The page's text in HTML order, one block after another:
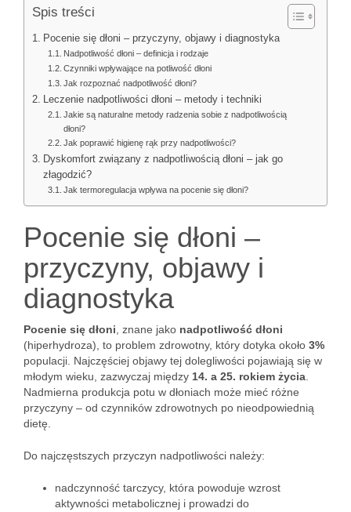
Spis treści
Pocenie się dłoni – przyczyny, objawy i diagnostyka
Nadpotliwość dłoni – definicja i rodzaje
Czynniki wpływające na potliwość dłoni
Jak rozpoznać nadpotliwość dłoni?
Leczenie nadpotliwości dłoni – metody i techniki
Jakie są naturalne metody radzenia sobie z nadpotliwością
dłoni?
Jak poprawić higienę rąk przy nadpotliwości?
Dyskomfort związany z nadpotliwością dłoni – jak go
złagodzić?
Jak termoregulacja wpływa na pocenie się dłoni?
Pocenie się dłoni –
przyczyny, objawy i
diagnostyka
Pocenie się dłoni , znane jako nadpotliwość dłoni
(hiperhydroza), to problem zdrowotny, który dotyka około 3%
populacji. Najczęściej objawy tej dolegliwości pojawiają się w
młodym wieku, zazwyczaj między 14. a 25. rokiem życia
Nadmierna produkcja potu w dłoniach może mieć różne
przyczyny – od czynników zdrowotnych po nieodpowiednią
dietę.
Do najczęstszych przyczyn nadpotliwości należy:
nadczynność tarczycy, która powoduje wzrost
aktywności metabolicznej i prowadzi do